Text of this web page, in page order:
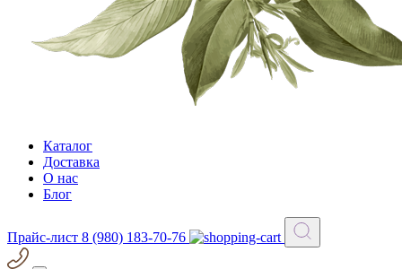
Каталог
Доставка
О нас
Блог
Прайс-лист 8 (980) 183-70-76